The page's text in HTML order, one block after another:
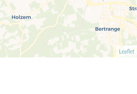
Leaflet